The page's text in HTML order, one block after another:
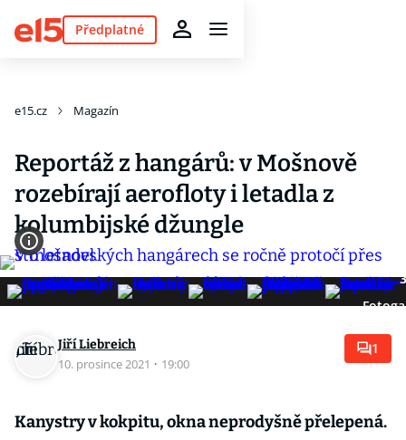
Předplatné
e15.cz Magazín
Reportáž z hangárů: v Mošnově
rozebírají aerofloty i letadla z
kolumbijské džungle
Jiří Liebreich
10. prosince 2021 · 19:00
1
Kanystry v kokpitu, okna neprodyšně přelepená.